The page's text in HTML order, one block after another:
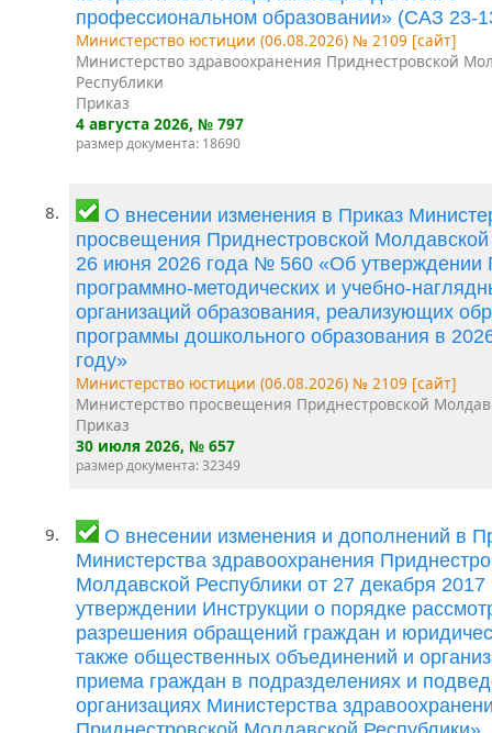
профессиональном образовании» (САЗ 23-
Министерство юстиции (06.08.2026) № 2109 [сайт]
Министерство здравоохранения Приднестровской
Республики
Приказ
4 августа 2026, № 797
размер документа: 18690
8.
О внесении изменения в Приказ
просвещения Приднестровской Молдавской
26 июня 2026 года № 560 «Об утверждении
программно-методических и учебно-
организаций образования, реализующих
программы дошкольного образования в
году»
Министерство юстиции (06.08.2026) № 2109 [сайт]
Министерство просвещения Приднестровской
Приказ
30 июля 2026, № 657
размер документа: 32349
9.
О внесении изменения и дополнений в
Министерства здравоохранения
Молдавской Республики от 27 декабря
утверждении Инструкции о порядке
разрешения обращений граждан и
также общественных объединений и
приема граждан в подразделениях и
организациях Министерства